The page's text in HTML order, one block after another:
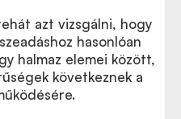
azt vizsgálni, hogy
hasonlóan
halmaz elemei között,
következnek a